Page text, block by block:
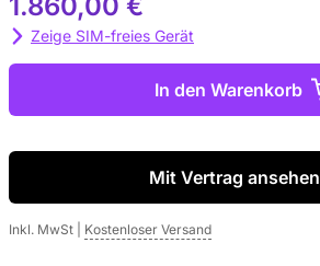
Zeige SIM-freies Gerät
In den Warenkorb
Mit Vertrag ansehen
Inkl. MwSt Kostenloser Versand